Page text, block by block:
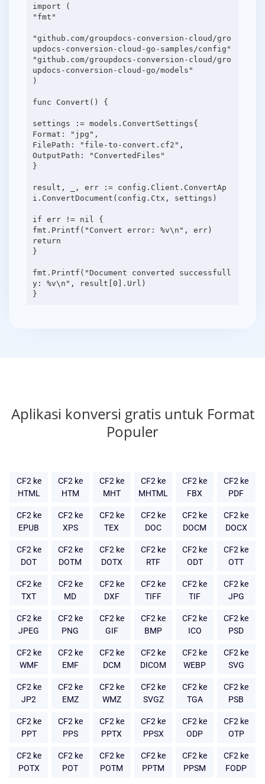
import (
"fmt"
"github.com/groupdocs-conversion-cloud/gro
updocs-conversion-cloud-go-samples/config"
"github.com/groupdocs-conversion-cloud/gro
updocs-conversion-cloud-go/models"
)
func Convert() {
settings := models.ConvertSettings{
Format: "jpg",
FilePath: "file-to-convert.cf2",
OutputPath: "ConvertedFiles"
}
result, _, err := config.Client.ConvertAp
i.ConvertDocument(config.Ctx, settings)
if err != nil {
fmt.Printf("Convert error: %v\n", err)
return
}
fmt.Printf("Document converted successfull
y: %v\n", result[0].Url)
Aplikasi konversi gratis untuk Format
Populer
CF2 ke
HTML
CF2 ke
HTM
CF2 ke
MHT
CF2 ke
MHTML
CF2 ke
FBX
CF2 ke
PDF
CF2 ke
EPUB
CF2 ke
XPS
CF2 ke
TEX
CF2 ke
DOC
CF2 ke
DOCM
CF2 ke
DOCX
CF2 ke
DOT
CF2 ke
DOTM
CF2 ke
DOTX
CF2 ke
RTF
CF2 ke
ODT
CF2 ke
OTT
CF2 ke
TXT
CF2 ke
MD
CF2 ke
DXF
CF2 ke
TIFF
CF2 ke
TIF
CF2 ke
JPG
CF2 ke
JPEG
CF2 ke
PNG
CF2 ke
GIF
CF2 ke
BMP
CF2 ke
ICO
CF2 ke
PSD
CF2 ke
WMF
CF2 ke
EMF
CF2 ke
DCM
CF2 ke
DICOM
CF2 ke
WEBP
CF2 ke
SVG
CF2 ke
JP2
CF2 ke
EMZ
CF2 ke
WMZ
CF2 ke
SVGZ
CF2 ke
TGA
CF2 ke
PSB
CF2 ke
PPT
CF2 ke
PPS
CF2 ke
PPTX
CF2 ke
PPSX
CF2 ke
ODP
CF2 ke
OTP
CF2 ke
POTX
CF2 ke
POT
CF2 ke
POTM
CF2 ke
PPTM
CF2 ke
PPSM
CF2 ke
FODP